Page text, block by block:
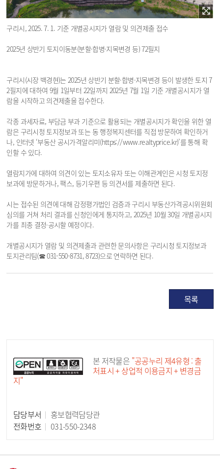
구리시, 2025. 7. 1. 기준 개별공시지가 열람 및 의견제출 접수
2025년 상반기 토지이동분(분할·합병·지목변경 등) 72필지
구리시(시장 백경현)는 2025년 상반기 분할·합병·지목변경 등이 발생한 토지 7
2필지에 대하여 9월 1일부터 22일까지 2025년 7월 1일 기준 개별공시지가 열
람을 시작하고 의견제출을 접수한다.
각종 과세자료, 부담금 부과 기준으로 활용되는 개별공시지가 확인을 위한 열
람은 구리시청 토지정보과 또는 동 행정복지센터를 직접 방문하여 확인하거
나, 인터넷 ‘부동산 공시가격알리미(https://www.realtyprice.kr)’를 통해 확
인할 수 있다.
열람지가에 대하여 의견이 있는 토지소유자 또는 이해관계인은 시청 토지정
보과에 방문하거나, 팩스, 등기우편 등 의견서를 제출하면 된다.
시는 접수된 의견에 대해 감정평가법인 검증과 구리시 부동산가격공시위원회
심의를 거쳐 처리 결과를 신청인에게 통지하고, 2025년 10월 30일 개별공시지
가를 최종 결정·공시할 예정이다.
개별공시지가 열람 및 의견제출과 관련한 문의사항은 구리시청 토지정보과
토지관리팀(☎ 031-550-8731, 8723)으로 연락하면 된다.
목록
본 저작물은 "공공누리 제4유형 : 출
처표시 + 상업적 이용금지 + 변경금
지"
담당부서
홍보협력담당관
전화번호
031-550-2348